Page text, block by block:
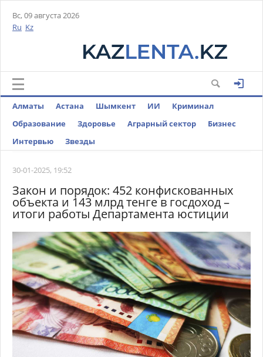
Вс, 09 августа 2026
Ru Kz
Алматы Астана Шымкент ИИ
Криминал
Образование
Здоровье Аграрный сектор
Бизнес
Интервью
Звезды
30-01-2025, 19:52
Закон и порядок: 452 конфискованных
объекта и 143 млрд тенге в госдоход –
итоги работы Департамента юстиции